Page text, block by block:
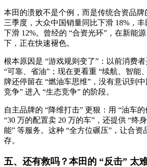
本田的溃败不是个例，而是传统合资品牌
三季度，大众中国销量同比下滑 18%，丰
下滑 12%。曾经的 “合资光环”，在新能
下，正在快速褪色。
根本原因是 “游戏规则变了”：以前消费
“可靠、省油”；现在更看重 “续航、智能
牌还停留在 “燃油车思维”，没有意识到
竞争” 进入 “生态竞争” 的阶段。
自主品牌的 “降维打击” 更狠：用 “油车
“30 万的配置卖 20 万的车”，还提供 “终
能” 等服务。这种 “全方位碾压”，让合资
存。
五、还有救吗？本田的 “反击” 太